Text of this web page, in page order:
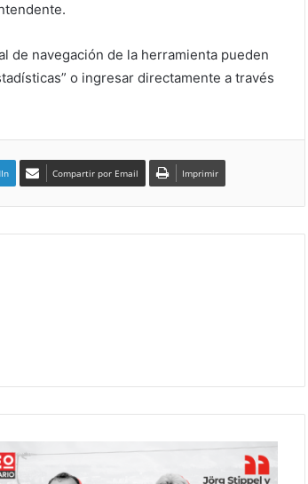
de navegación de la herramienta pueden
o ingresar directamente a través
Compartir por Email Imprimir